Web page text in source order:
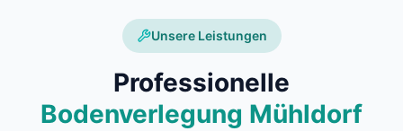
Unsere Leistungen
Professionelle
Bodenverlegung Mühldorf